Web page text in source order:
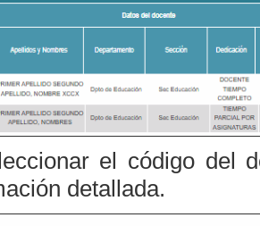
el código del
detallada.